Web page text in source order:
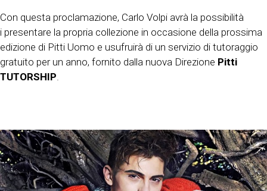
Con questa proclamazione, Carlo Volpi avrà la possibilità
i presentare la propria collezione in occasione della prossima
edizione di Pitti Uomo e usufruirà di un servizio di tutoraggio
gratuito per un anno, fornito dalla nuova Direzione Pitti
TUTORSHIP.